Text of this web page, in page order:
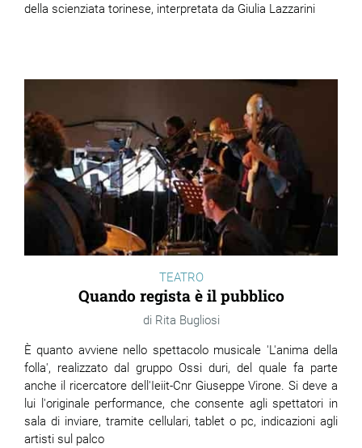
della scienziata torinese, interpretata da Giulia Lazzarini
TEATRO
Quando regista è il pubblico
Rita Bugliosi
È quanto avviene nello spettacolo musicale 'L'anima della
folla', realizzato dal gruppo Ossi duri, del quale fa parte
anche il ricercatore dell'Ieiit-Cnr Giuseppe Virone. Si deve a
lui l'originale performance, che consente agli spettatori in
sala di inviare, tramite cellulari, tablet o pc, indicazioni agli
artisti sul palco